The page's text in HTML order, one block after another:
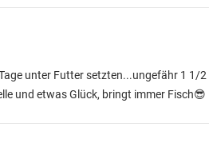
unter Futter setzten...ungefähr 1 1/
und etwas Glück, bringt immer Fisch😎